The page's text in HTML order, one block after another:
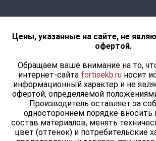
Цены, указанные на сайте, не
офертой.
Обращаем ваше внимание на то,
интернет-сайта fortisekb.ru носит
информационный характер и не
офертой, определяемой
Производитель оставляет за
одностороннем порядке вносить
состав материалов, менять
цвет (оттенок) и потребительские